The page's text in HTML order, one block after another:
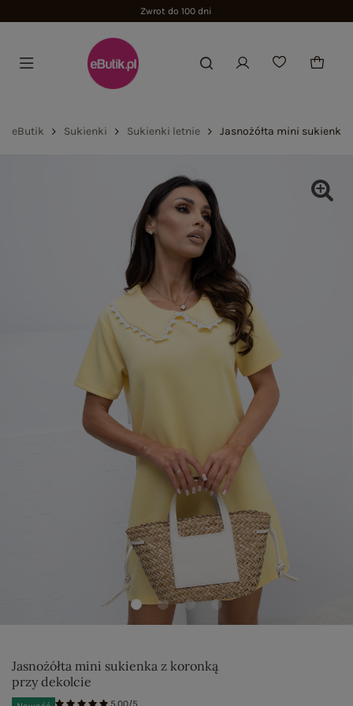
Zwrot do 100 dni
eButik Sukienki Sukienki letnie Jasnożółta mini sukienka
Jasnożółta mini sukienka z koronką
przy dekolcie
5.00/5